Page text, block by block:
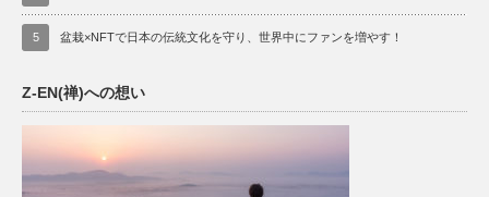
5 盆栽×NFTで日本の伝統文化を守り、世界中にファンを増やす！
Z-EN(禅)への想い